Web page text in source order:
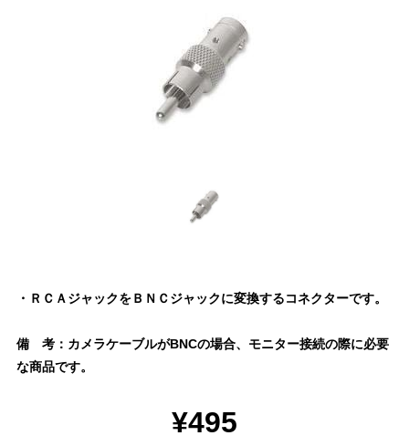
・ＲＣＡジャックをＢＮＣジャックに変換するコネクターです。
備 考：カメラケーブルがBNCの場合、モニター接続の際に必要
な商品です。
¥495